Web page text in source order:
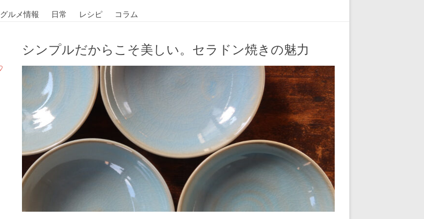
グルメ情報 日常 レシピ コラム
シンプルだからこそ美しい。セラドン焼きの魅力